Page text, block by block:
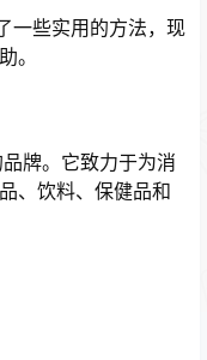
一些实用的方法，现
。
牌。它致力于为消
、饮料、保健品和